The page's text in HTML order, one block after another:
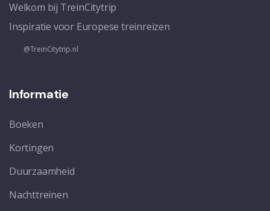
Welkom bij TreinCitytrip
Inspiratie voor Europese treinreizen
@TreinCitytrip.nl
Informatie
Boeken
Kortingen
Duurzaamheid
Nachttreinen